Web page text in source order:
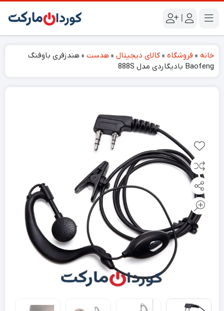
|
خانه » فروشگاه » کالای دیجیتال » هدست » هندزفری باوفنگ
Baofeng بادیگاردی مدل 888S